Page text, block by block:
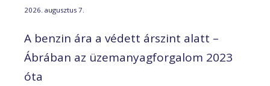
2026. augusztus 7.
A benzin ára a védett árszint alatt –
Ábrában az üzemanyagforgalom 2023
óta